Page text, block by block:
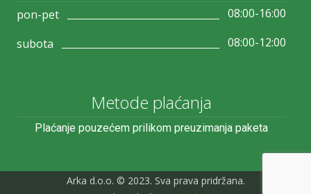
pon-pet
08:00-16:00
subota
08:00-12:00
Metode plaćanja
Plaćanje pouzećem prilikom preuzimanja paketa
Arka d.o.o. © 2023. Sva prava pridržana.